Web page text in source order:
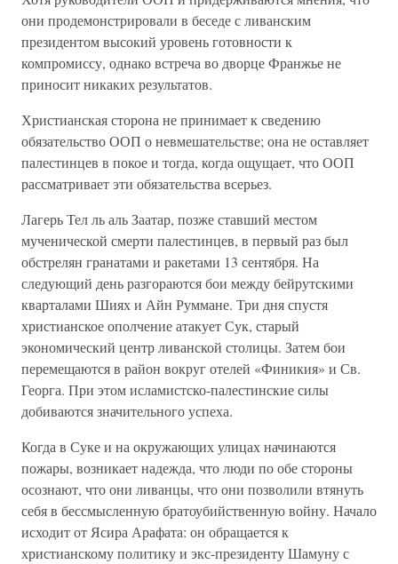
они продемонстрировали в беседе с ливанским
президентом высокий уровень готовности к
компромиссу, однако встреча во дворце Франжье не
приносит никаких результатов.
Христианская сторона не принимает к сведению
обязательство ООП о невмешательстве; она не оставляет
палестинцев в покое и тогда, когда ощущает, что ООП
рассматривает эти обязательства всерьез.
Лагерь Тел ль аль Заатар, позже ставший местом
мученической смерти палестинцев, в первый раз был
обстрелян гранатами и ракетами 13 сентября. На
следующий день разгораются бои между бейрутскими
кварталами Шиях и Айн Руммане. Три дня спустя
христианское ополчение атакует Сук, старый
экономический центр ливанской столицы. Затем бои
перемещаются в район вокруг отелей «Финикия» и Св.
Георга. При этом исламистско-палестинские силы
добиваются значительного успеха.
Когда в Суке и на окружающих улицах начинаются
пожары, возникает надежда, что люди по обе стороны
осознают, что они ливанцы, что они позволили втянуть
себя в бессмысленную братоубийственную войну. Начало
исходит от Ясира Арафата: он обращается к
христианскому политику и экс-президенту Шамуну с